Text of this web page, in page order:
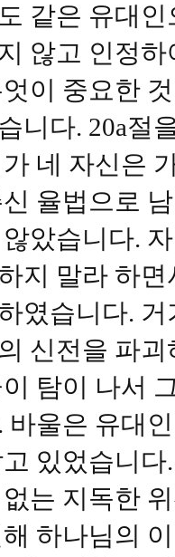
같은 유대
않고 인정
이 중요한
니다. 20a절
네 자신은
율법으로
았습니다.
지 말라 하
였습니다.
신전을 파
탐이 나서
바울은 유대
있었습니
없는 지독한
해 하나님의